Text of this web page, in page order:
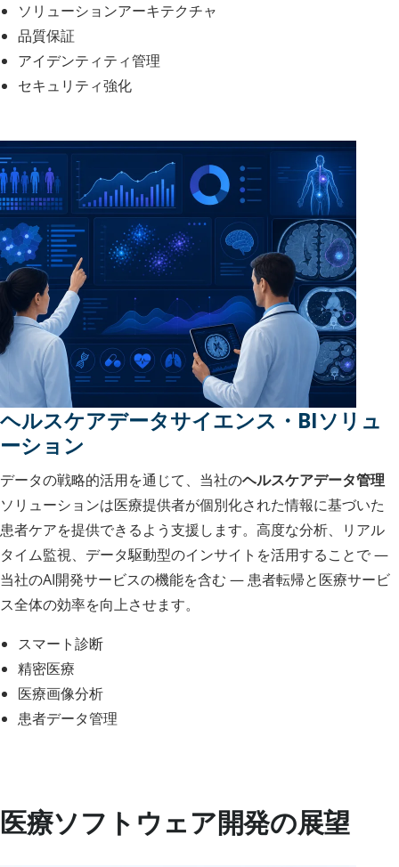
ソリューションアーキテクチャ
品質保証
アイデンティティ管理
セキュリティ強化
ヘルスケアデータサイエンス・BIソリュ
ーション
データの戦略的活用を通じて、当社のヘルスケアデータ管理
ソリューションは医療提供者が個別化された情報に基づいた
患者ケアを提供できるよう支援します。高度な分析、リアル
タイム監視、データ駆動型のインサイトを活用することで —
当社のAI開発サービスの機能を含む — 患者転帰と医療サービ
ス全体の効率を向上させます。
スマート診断
精密医療
医療画像分析
患者データ管理
医療ソフトウェア開発の展望